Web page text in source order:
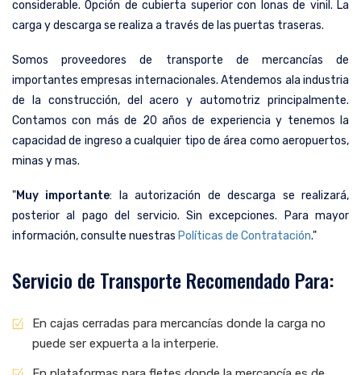
considerable. Opción de cubierta superior con lonas de vinil. La
carga y descarga se realiza a través de las puertas traseras.
Somos proveedores de transporte de mercancías de
importantes empresas internacionales. Atendemos ala industria
de la construcción, del acero y automotriz principalmente.
Contamos con más de 20 años de experiencia y tenemos la
capacidad de ingreso a cualquier tipo de área como aeropuertos,
minas y mas.
"Muy importante: la autorización de descarga se realizará,
posterior al pago del servicio. Sin excepciones. Para mayor
información, consulte nuestras Políticas de Contratación."
Servicio de Transporte Recomendado Para:
En cajas cerradas para mercancías donde la carga no
puede ser expuerta a la interperie.